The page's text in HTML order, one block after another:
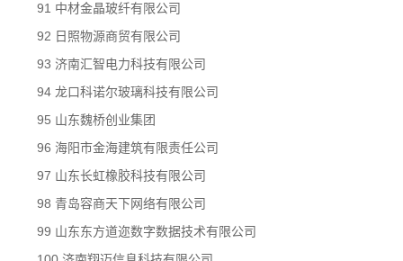
91 中材金晶玻纤有限公司
92 日照物源商贸有限公司
93 济南汇智电力科技有限公司
94 龙口科诺尔玻璃科技有限公司
95 山东魏桥创业集团
96 海阳市金海建筑有限责任公司
97 山东长虹橡胶科技有限公司
98 青岛容商天下网络有限公司
99 山东东方道迩数字数据技术有限公司